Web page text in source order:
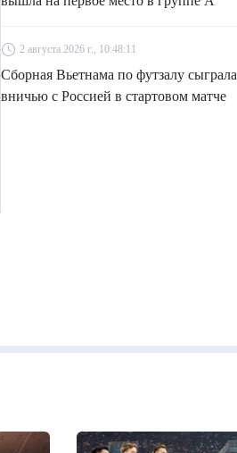
2 августа 2026 г., 10:48:11
Сборная Вьетнама по футзалу сыграла
вничью с Россией в стартовом матче